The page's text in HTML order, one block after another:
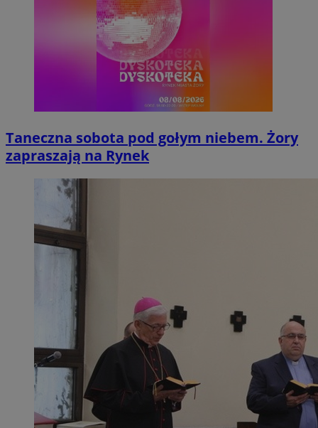
Taneczna sobota pod gołym niebem. Żory
zapraszają na Rynek